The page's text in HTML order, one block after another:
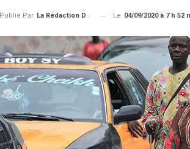
Publié Par La Rédaction De La SenTV.info Le 04/09/2020 à 7 h 52